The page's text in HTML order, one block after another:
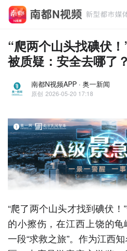
“爬两个山头找碘伏
被质疑：安全去哪了？
南都N视频APP · 奥一新闻
原创 2026-05-20 17:18
“爬了两个山头才找到碘伏
的小擦伤，在江西上饶的
一段“求救之旅”。作为江西